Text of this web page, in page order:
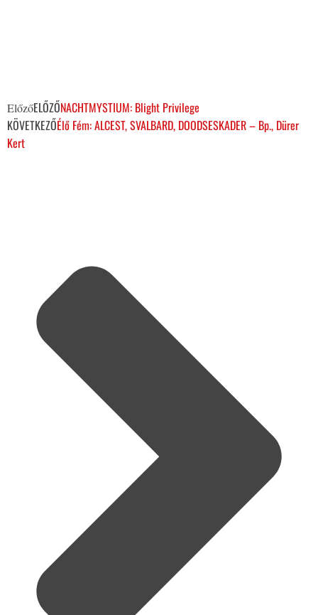
ElőzőELŐZŐNACHTMYSTIUM: Blight Privilege
KÖVETKEZŐÉlő Fém: ALCEST, SVALBARD, DOODSESKADER – Bp., Dürer
Kert